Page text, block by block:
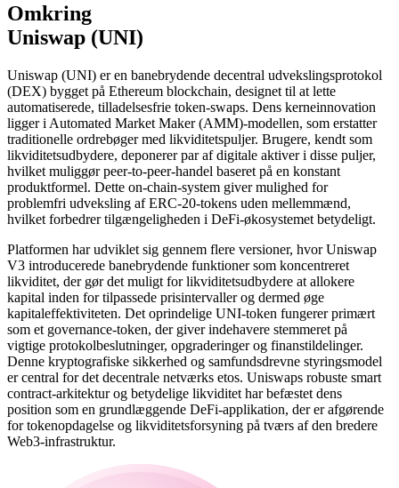
Omkring
Uniswap (UNI)
Uniswap (UNI) er en banebrydende decentral udvekslingsprotokol
(DEX) bygget på Ethereum blockchain, designet til at lette
automatiserede, tilladelsesfrie token-swaps. Dens kerneinnovation
ligger i Automated Market Maker (AMM)-modellen, som erstatter
traditionelle ordrebøger med likviditetspuljer. Brugere, kendt som
likviditetsudbydere, deponerer par af digitale aktiver i disse puljer,
hvilket muliggør peer-to-peer-handel baseret på en konstant
produktformel. Dette on-chain-system giver mulighed for
problemfri udveksling af ERC-20-tokens uden mellemmænd,
hvilket forbedrer tilgængeligheden i DeFi-økosystemet betydeligt.
Platformen har udviklet sig gennem flere versioner, hvor Uniswap
V3 introducerede banebrydende funktioner som koncentreret
likviditet, der gør det muligt for likviditetsudbydere at allokere
kapital inden for tilpassede prisintervaller og dermed øge
kapitaleffektiviteten. Det oprindelige UNI-token fungerer primært
som et governance-token, der giver indehavere stemmeret på
vigtige protokolbeslutninger, opgraderinger og finanstildelinger.
Denne kryptografiske sikkerhed og samfundsdrevne styringsmodel
er central for det decentrale netværks etos. Uniswaps robuste smart
contract-arkitektur og betydelige likviditet har befæstet dens
position som en grundlæggende DeFi-applikation, der er afgørende
for tokenopdagelse og likviditetsforsyning på tværs af den bredere
Web3-infrastruktur.